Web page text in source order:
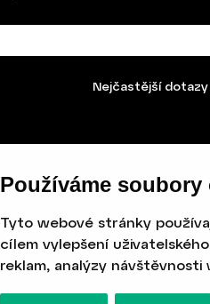
Používáme soubory
Tyto webové stránky
cílem vylepšení
reklam, analýzy
Nejčastější dotazy